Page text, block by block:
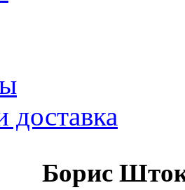
доставка
Борис